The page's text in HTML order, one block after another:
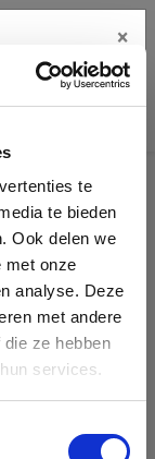
te
te bieden
Ook delen we
met onze
analyse. Deze
met andere
ze hebben
services.
×